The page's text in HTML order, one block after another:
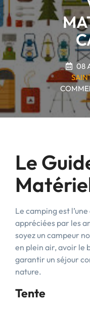
08
Le
Le camping est
appréciées par les
soyez un campeur
en plein air, avoir le
garantir un séjour
nature.
Tente